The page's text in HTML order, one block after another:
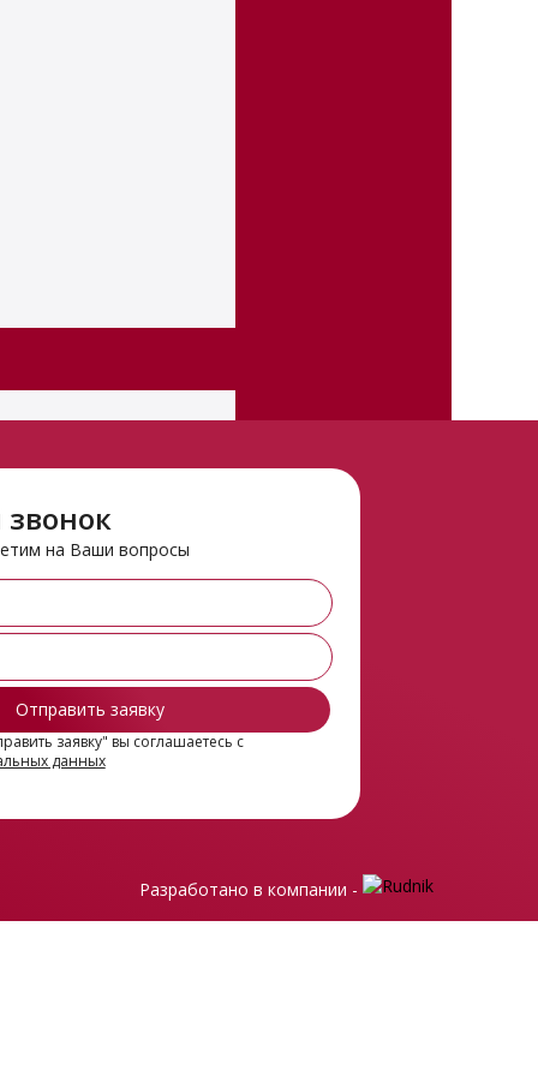
на Ваши вопросы
заявку" вы соглашаетесь с
данных
Разработано в компании -